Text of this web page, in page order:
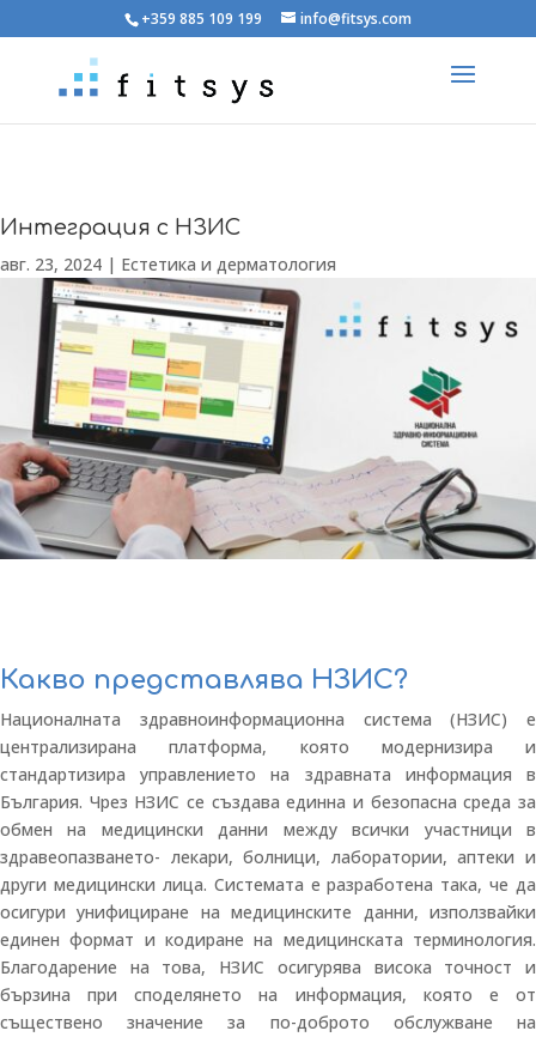
+359 885 109 199 info@fitsys.com
Интеграция с НЗИС
авг. 23, 2024 | Естетика и дерматология
Какво представлява НЗИС?
Националната здравноинформационна система (НЗИС) е
централизирана платформа, която модернизира и
стандартизира управлението на здравната информация в
България. Чрез НЗИС се създава единна и безопасна среда за
обмен на медицински данни между всички участници в
здравеопазването- лекари, болници, лаборатории, аптеки и
други медицински лица. Системата е разработена така, че да
осигури унифициране на медицинските данни, използвайки
единен формат и кодиране на медицинската терминология.
Благодарение на това, НЗИС осигурява висока точност и
бързина при споделянето на информация, която е от
съществено значение за по-доброто обслужване на